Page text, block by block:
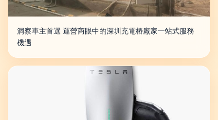
洞察車主首選 運營商眼中的深圳充電樁廠家一站式服務
機遇